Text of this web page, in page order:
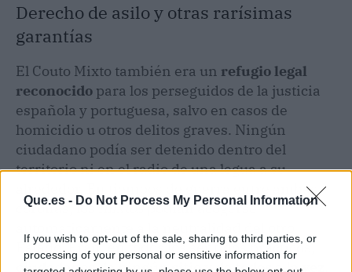
Que.es - Do Not Process My Personal Information
If you wish to opt-out of the sale, sharing to third parties, or
processing of your personal or sensitive information for
Derecho de asilo y otras rarísimas
garantías
El Couto Mixto también era un refugio legal
reconocido para los perseguidos de la justicia
española y portuguesa, salvo en casos de
homicidio u otros delitos graves. Ningún
ciudadano podía ser detenido dentro del
territorio ni en el radio de una legua a su
alrededor. En tiempos de guerra entre ambas
coronas, losmixtospodían acogerse
Estado. Eran, en todos los sentidos prácticos,
ciudadanos de ningún sitio y de todos a la vez